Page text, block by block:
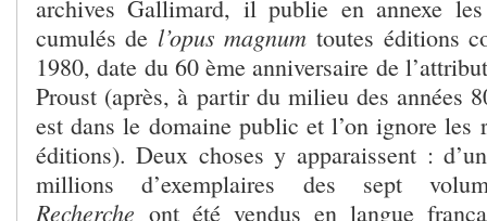
archives Gallimard, il publie en annexe
cumulés de l’opus magnumtoutes éditions
1980, date du 60 ème anniversaire de
Proust (après, à partir du milieu des années
est dans le domaine public et l’on ignore les
éditions). Deux choses y apparaissent :
millions d’exemplaires des sept
Recherche ont été vendus en langue